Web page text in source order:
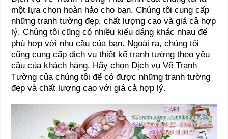
một lựa chọn hoàn hảo cho bạn. Chúng tôi cung cấp
những tranh tường đẹp, chất lượng cao và giá cả hợp
lý. Chúng tôi cũng có nhiều kiểu dáng khác nhau để
phù hợp với nhu cầu của bạn. Ngoài ra, chúng tôi
cũng cung cấp dịch vụ thiết kế tranh tường theo yêu
cầu của khách hàng. Hãy chọn Dịch vụ Vẽ Tranh
Tường của chúng tôi để có được những tranh tường
đẹp và chất lượng cao với giá cả hợp lý.